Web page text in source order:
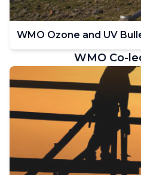
WMO Ozone and UV
WMO Co-